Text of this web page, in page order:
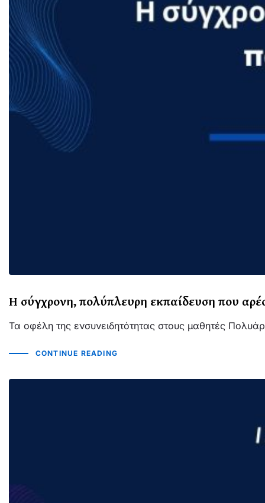
Η σύγχρονη, πολύπλευρη εκπαίδευση που
Τα οφέλη της ενσυνειδητότητας στους μαθητές
CONTINUE READING